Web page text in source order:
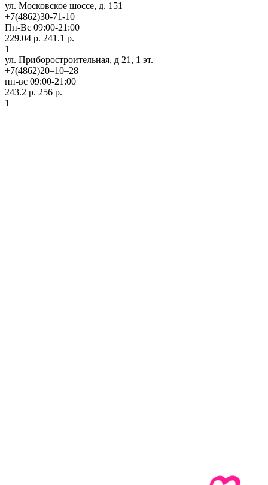
ул. Московское шоссе, д. 151
+7(4862)30-71-10
Пн-Вс 09:00-21:00
229.04 р. 241.1 р.
1
ул. Приборостроительная, д 21, 1 эт.
+7(4862)20‒10‒28
пн-вс 09:00-21:00
243.2 р. 256 р.
1